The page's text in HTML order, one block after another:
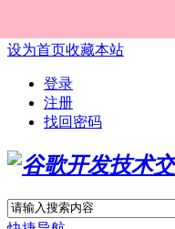
设为首页收藏本站
登录
注册
找回密码